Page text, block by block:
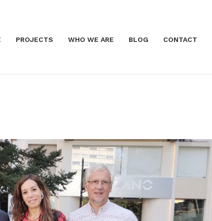
PROJECTS WHO WE ARE BLOG CONTACT